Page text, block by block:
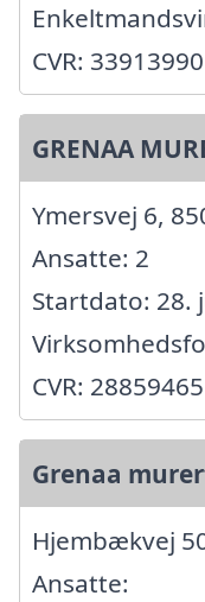
CVR: 33913990
GRENAA
Ymersvej 6,
Ansatte: 2
Startdato: 28.
CVR: 28859465
Grenaa
Hjembækvej
Ansatte: